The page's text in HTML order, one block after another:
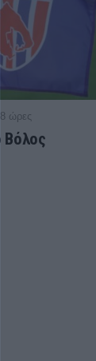
ώρες
Βόλος